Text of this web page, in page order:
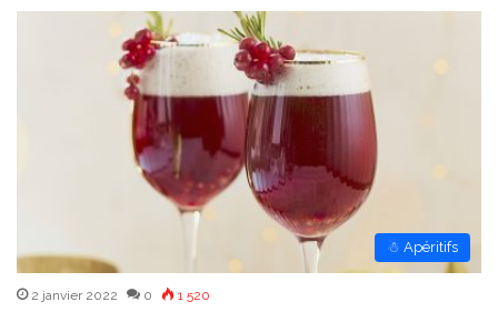
☃ Apéritifs
2 janvier 2022 0 1 520